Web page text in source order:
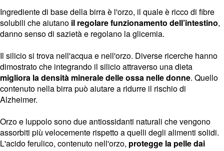
Ingrediente di base della birra è l'orzo, il quale è ricco di fibre
solubili che aiutano il regolare funzionamento dell’intestino,
danno senso di sazietà e regolano la glicemia.
Il silicio si trova nell'acqua e nell'orzo. Diverse ricerche hanno
dimostrato che integrando il silicio attraverso una dieta
migliora la densità minerale delle ossa nelle donne. Quello
contenuto nella birra può aiutare a ridurre il rischio di
Alzheimer.
Orzo e luppolo sono due antiossidanti naturali che vengono
assorbiti più velocemente rispetto a quelli degli alimenti solidi.
L'acido ferulico, contenuto nell'orzo, protegge la pelle dai